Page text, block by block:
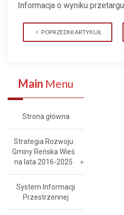
Informacja o wyniku przetargu
POPRZEDNI ARTYKUŁ
Main Menu
Strona główna
Strategia Rozwoju
Gminy Reńska Wieś
na lata 2016-2025
System Informacji
Przestrzennej